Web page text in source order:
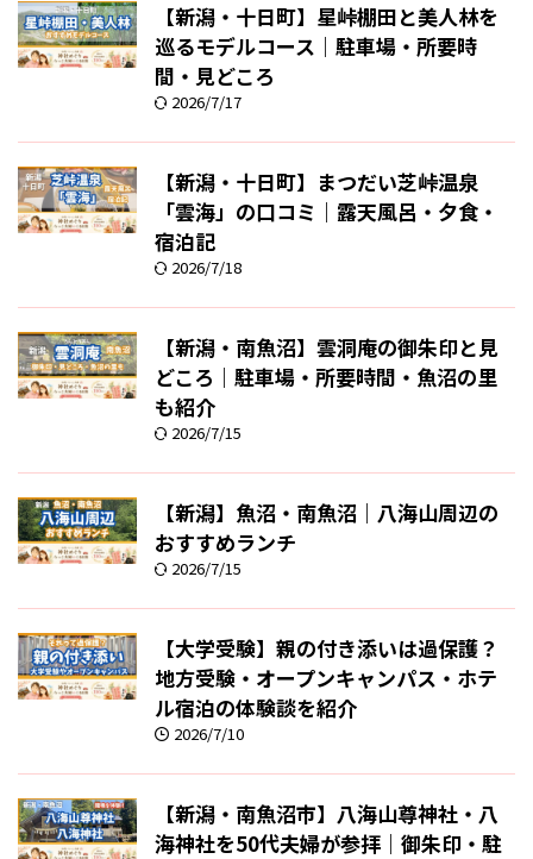
【新潟・十日町】星峠棚田と美人林を
巡るモデルコース｜駐車場・所要時
間・見どころ
2026/7/17
【新潟・十日町】まつだい芝峠温泉
「雲海」の口コミ｜露天風呂・夕食・
宿泊記
2026/7/18
【新潟・南魚沼】雲洞庵の御朱印と見
どころ｜駐車場・所要時間・魚沼の里
も紹介
2026/7/15
【新潟】魚沼・南魚沼｜八海山周辺の
おすすめランチ
2026/7/15
【大学受験】親の付き添いは過保護？
地方受験・オープンキャンパス・ホテ
ル宿泊の体験談を紹介
2026/7/10
【新潟・南魚沼市】八海山尊神社・八
海神社を50代夫婦が参拝｜御朱印・駐